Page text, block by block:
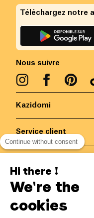
Kazidomi
Service client
Nous suivre
Téléchargez notre
Belgique/FR
Continue without consent
Hi there !
We're the
cookies